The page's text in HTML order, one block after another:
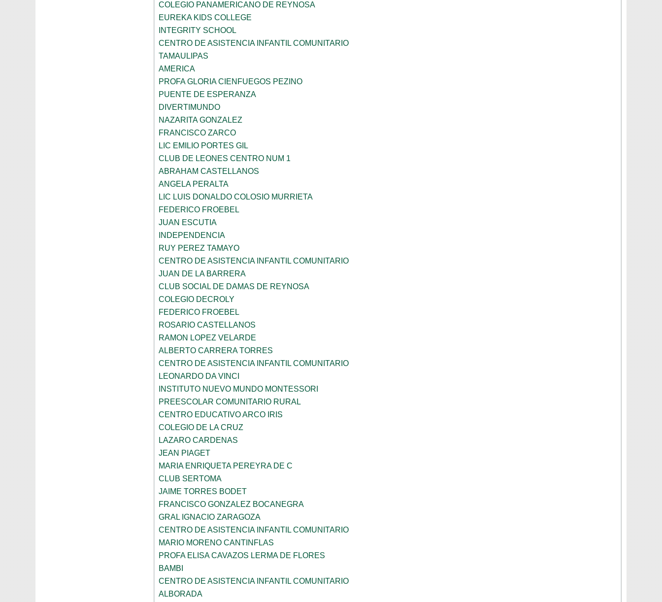
COLEGIO PANAMERICANO DE REYNOSA
EUREKA KIDS COLLEGE
INTEGRITY SCHOOL
CENTRO DE ASISTENCIA INFANTIL COMUNITARIO
TAMAULIPAS
AMERICA
PROFA GLORIA CIENFUEGOS PEZINO
PUENTE DE ESPERANZA
DIVERTIMUNDO
NAZARITA GONZALEZ
FRANCISCO ZARCO
LIC EMILIO PORTES GIL
CLUB DE LEONES CENTRO NUM 1
ABRAHAM CASTELLANOS
ANGELA PERALTA
LIC LUIS DONALDO COLOSIO MURRIETA
FEDERICO FROEBEL
JUAN ESCUTIA
INDEPENDENCIA
RUY PEREZ TAMAYO
CENTRO DE ASISTENCIA INFANTIL COMUNITARIO
JUAN DE LA BARRERA
CLUB SOCIAL DE DAMAS DE REYNOSA
COLEGIO DECROLY
FEDERICO FROEBEL
ROSARIO CASTELLANOS
RAMON LOPEZ VELARDE
ALBERTO CARRERA TORRES
CENTRO DE ASISTENCIA INFANTIL COMUNITARIO
LEONARDO DA VINCI
INSTITUTO NUEVO MUNDO MONTESSORI
PREESCOLAR COMUNITARIO RURAL
CENTRO EDUCATIVO ARCO IRIS
COLEGIO DE LA CRUZ
LAZARO CARDENAS
JEAN PIAGET
MARIA ENRIQUETA PEREYRA DE C
CLUB SERTOMA
JAIME TORRES BODET
FRANCISCO GONZALEZ BOCANEGRA
GRAL IGNACIO ZARAGOZA
CENTRO DE ASISTENCIA INFANTIL COMUNITARIO
MARIO MORENO CANTINFLAS
PROFA ELISA CAVAZOS LERMA DE FLORES
BAMBI
CENTRO DE ASISTENCIA INFANTIL COMUNITARIO
ALBORADA